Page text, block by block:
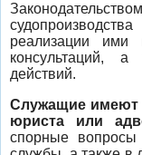
реализации ими
консультаций,
действий.
Служащие имеют
юриста или
спорные